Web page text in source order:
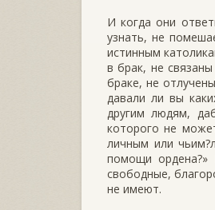
И когда они
узнать, не
истинным
в брак, не
браке, не
давали ли вы
другим людям,
которого не
личным или
помощи
свободные,
не имеют.